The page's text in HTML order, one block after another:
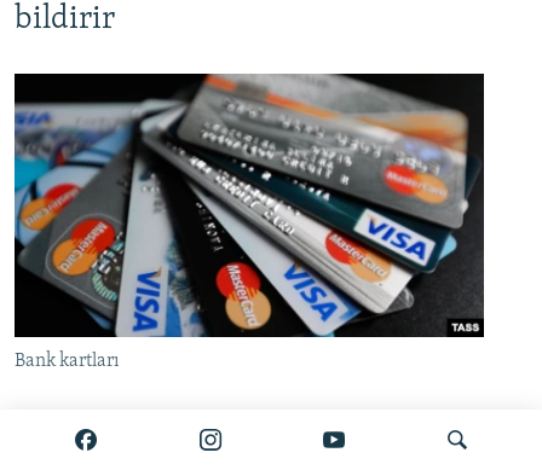
bildirir
Bank kartları
Azərbaycan Beynəlxalq Bankı (ABB) iyunun 24-də